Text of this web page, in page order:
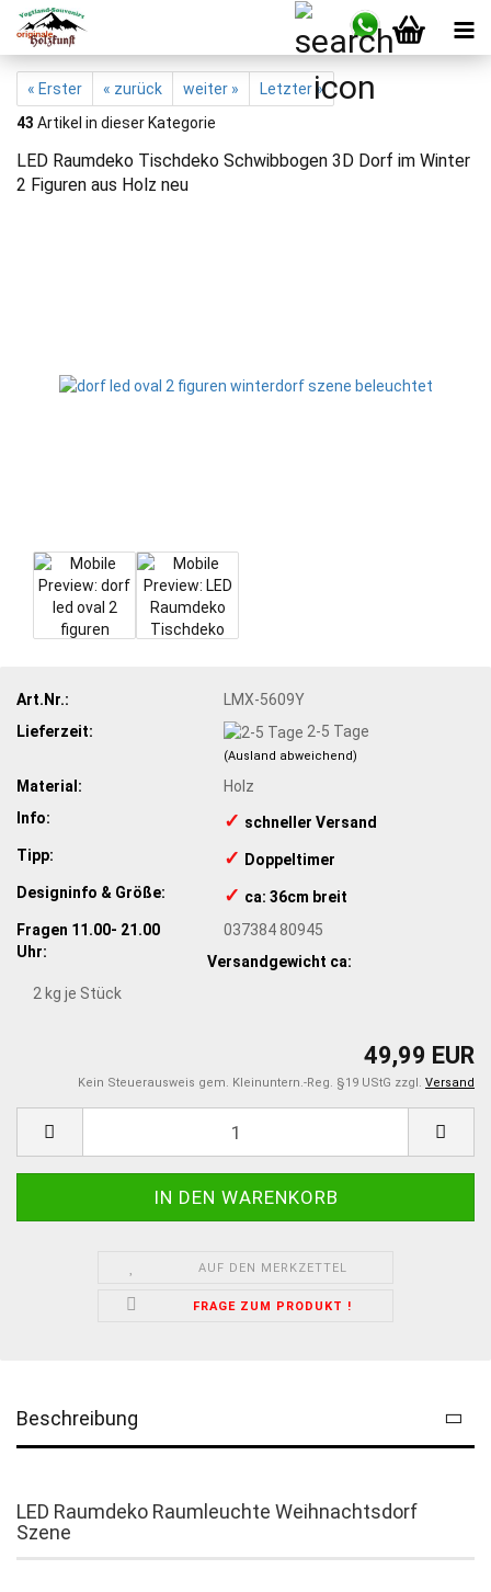
« Erster « zurück weiter »
Letzter »
43 Artikel in dieser Kategorie
LED Raumdeko Tischdeko Schwibbogen 3D Dorf im Winter
2 Figuren aus Holz neu
Art.Nr.:
LMX-5609Y
Lieferzeit:
2-5 Tage
(Ausland abweichend)
Material:
Holz
Info:
✓ ​schneller Versand
Tipp:
✓ ​Doppeltimer
Designinfo & Größe:
✓ ca: 36cm breit
Fragen 11.00- 21.00
Uhr:
037384 80945
Versandgewicht ca:
2 kg je Stück
49,99 EUR
Kein Steuerausweis gem. Kleinuntern.-Reg. §19 UStG zzgl. Versand
AUF DEN MERKZETTEL
FRAGE ZUM PRODUKT !
Beschreibung
LED Raumdeko Raumleuchte Weihnachtsdorf
Szene